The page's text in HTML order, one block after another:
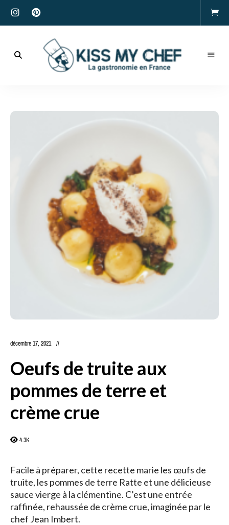
My
Chef
décembre 17, 2021
Oeufs de truite aux
pommes de terre et
crème crue
4.3K
Facile à préparer, cette recette marie les œufs de
truite, les pommes de terre Ratte et une délicieuse
sauce vierge à la clémentine. C’est une entrée
raffinée, rehaussée de crème crue, imaginée par le
chef Jean Imbert.